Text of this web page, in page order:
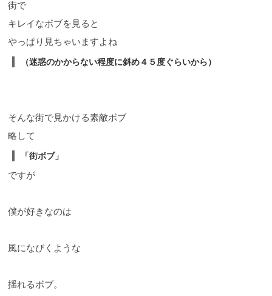
街で
キレイなボブを見ると
やっぱり見ちゃいますよね
（迷惑のかからない程度に斜め４５度ぐらいから）
そんな街で見かける素敵ボブ
略して
「街ボブ」
ですが
僕が好きなのは
風になびくような
揺れるボブ。